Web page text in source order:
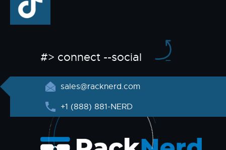
#> connect --social
sales@racknerd.com
+1 (888) 881-NERD